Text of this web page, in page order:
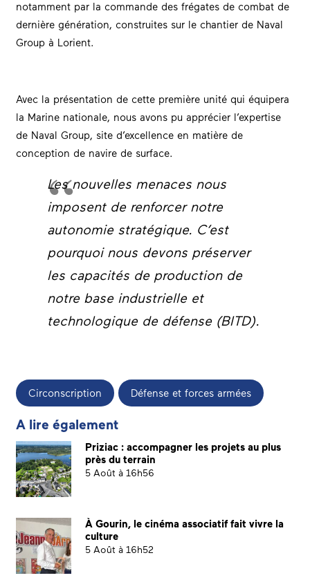
notamment par la commande des frégates de combat de
dernière génération, construites sur le chantier de Naval
Group à Lorient.
Avec la présentation de cette première unité qui équipera
la Marine nationale, nous avons pu apprécier l’expertise
de Naval Group, site d’excellence en matière de
conception de navire de surface.
Les nouvelles menaces nous
imposent de renforcer notre
autonomie stratégique. C’est
pourquoi nous devons préserver
les capacités de production de
notre base industrielle et
technologique de défense (BITD).
Circonscription Défense et forces armées
A lire également
Priziac : accompagner les projets au plus
près du terrain
5 Août à 16h56
À Gourin, le cinéma associatif fait vivre la
culture
5 Août à 16h52